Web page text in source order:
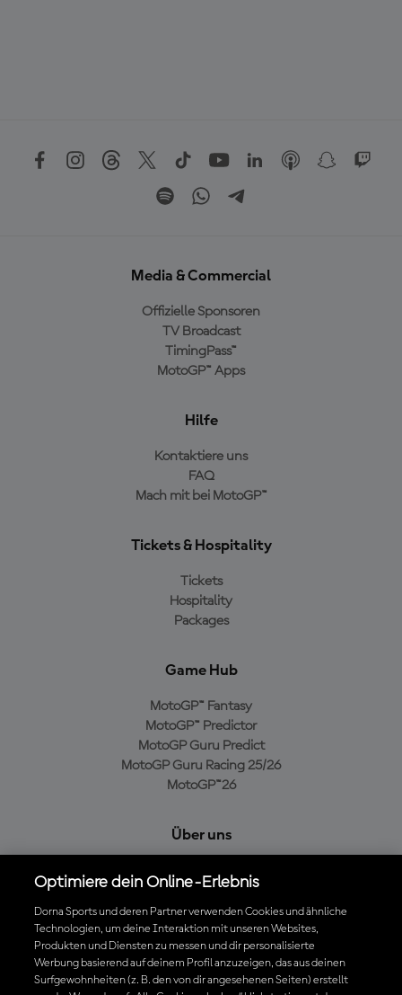
Media & Commercial
Offizielle Sponsoren
TV Broadcast
TimingPass™
MotoGP™ Apps
Hilfe
Kontaktiere uns
FAQ
Mach mit bei MotoGP™
Tickets & Hospitality
Tickets
Hospitality
Packages
Game Hub
MotoGP™ Fantasy
MotoGP™ Predictor
MotoGP Guru Predict
MotoGP Guru Racing 25/26
MotoGP™26
Über uns
Cookie-Richtlinien
Geschäftsbedingungen
Datenschutzrichtlinien
Kaufrichtlinie
Optimiere dein Online-Erlebnis
Dorna Sports und deren Partner verwenden Cookies und ähnliche
Technologien, um deine Interaktion mit unseren Websites,
Produkten und Diensten zu messen und dir personalisierte
Werbung basierend auf deinem Profil anzuzeigen, das aus deinen
Surfgewohnheiten (z. B. den von dir angesehenen Seiten) erstellt